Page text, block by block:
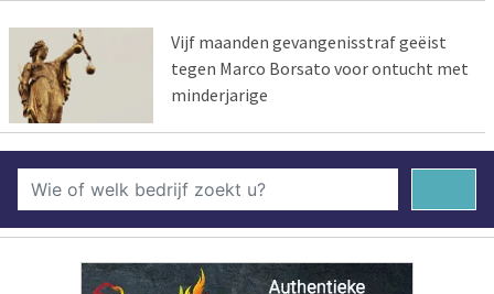
Vijf maanden gevangenisstraf geëist
tegen Marco Borsato voor ontucht met
minderjarige